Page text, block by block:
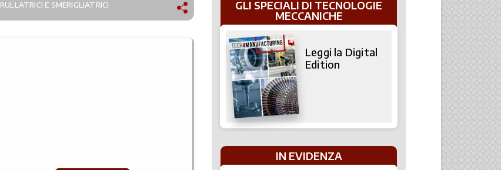
RULLATRICI E SMERIGLIATRICI GLI SPECIALI DI TECNOLOGIE
MECCANICHE
Leggi la Digital
Edition
IN EVIDENZA